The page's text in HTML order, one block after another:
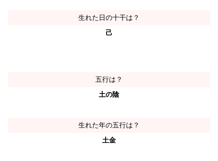
生れた日の十干は？
己
五行は？
土の陰
生れた年の五行は？
土金